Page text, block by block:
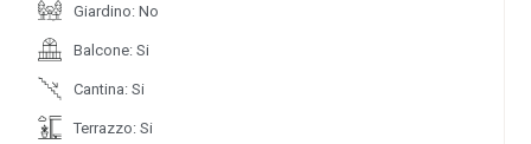
Giardino: No
Balcone: Si
Cantina: Si
Terrazzo: Si